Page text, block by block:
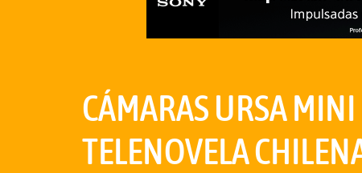
CÁMARAS URSA MINI
TELENOVELA